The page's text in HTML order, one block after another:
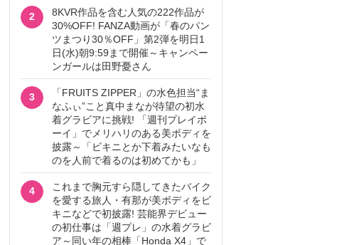
2
8KVR作品を含む人気の222作品が
30%OFF! FANZA動画が「春のパン
ツまつり30％OFF」第2弾を明日1
日(水)朝9:59まで開催～キャンペー
ンガールは田野憂さん
3
「FRUITS ZIPPER」の水色担当“ま
なふぃ”こと真中まなが待望の初水
着グラビアに挑戦! 「週刊プレイボ
ーイ」でメリハリのある美ボディを
披露～「ビキニとか下着みたいなも
のを人前で着るのは初めてかも」
4
これまで胸元すら隠してきたバイク
を愛する旅人・有那が美ボディをビ
キニなどで初披露! 芸能界デビュー
の初仕事は「週プレ」の水着グラビ
ア～同い年の相棒「Honda X4」で